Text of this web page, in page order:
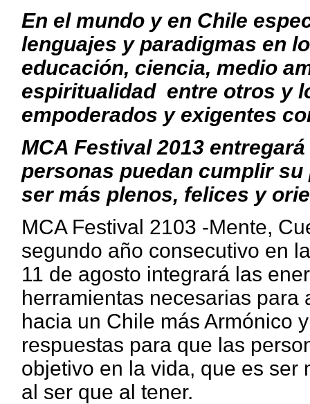
En el mundo y en Chile
lenguajes y paradigmas en
educación, ciencia, medio
espiritualidad entre otros y
empoderados y exigentes
MCA Festival 2013
personas puedan cumplir
ser más plenos, felices y
MCA Festival 2103 -Mente,
segundo año consecutivo en
11 de agosto integrará las
herramientas necesarias
hacia un Chile más Armónico
respuestas para que las
objetivo en la vida, que es ser
al ser que al tener.